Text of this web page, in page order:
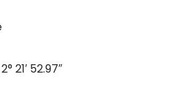
21′ 52.97″